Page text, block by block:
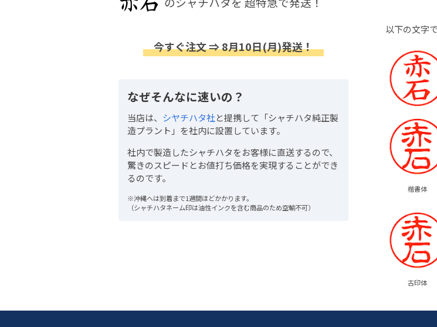
以下の文字
楷書体
古印体
今すぐ注文 ⇒ 8月10日(月)発送！
なぜそんなに速いの？
当店は、 シヤチハタ社と提携して「シャチハタ純正製
造プラント」を社内に設置しています。
社内で製造したシャチハタをお客様に直送するので、
驚きのスピードとお値打ち価格を実現することができ
るのです。
※沖縄へは到着まで1週間ほどかかります。
（シャチハタネーム印は油性インクを含む商品のため空輸不可）